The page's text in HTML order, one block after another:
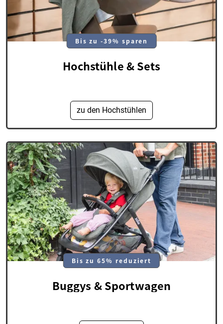
Hochstühle & Sets
zu den Hochstühlen
Bis zu -39% sparen
Buggys & Sportwagen
Bis zu 65% reduziert